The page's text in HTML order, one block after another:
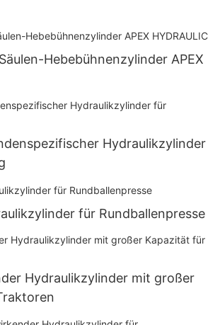
Hebebühnenzylinder APEX
Hydraulikzylinder
für Rundballenpresse
Hydraulikzylinder mit großer